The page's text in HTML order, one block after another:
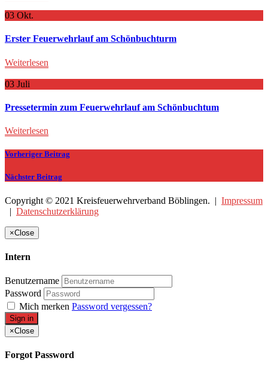
03 Okt.
Erster Feuerwehrlauf am Schönbuchturm
Weiterlesen
03 Juli
Pressetermin zum Feuerwehrlauf am Schönbuchtum
Weiterlesen
Vorheriger Beitrag
Nächster Beitrag
Copyright © 2021 Kreisfeuerwehrverband Böblingen. | Impressum
| Datenschutzerklärung
×Close
Intern
Benutzername
Password
Mich merken Password vergessen?
Sign in
×Close
Forgot Password